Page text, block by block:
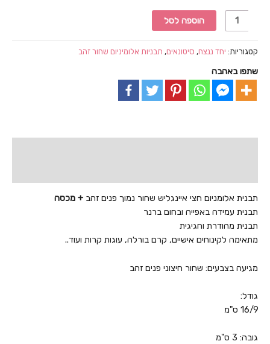
כמות
של
100
יחידות
תבנית
אלומניום
חצי
נמוך
הוספה לסל
קטגוריות: יחד ננצח, סיטונאים, תבניות אלומיניום שחור זהב
שתפו באהבה
תבנית אלומניום חצי איינגליש שחור נמוך פנים זהב + מכסה
תבנית עמידה באפייה ובחום ברנר
תבנית מהודרת וחגיגית
מתאימה לקינוחים אישיים, קרם בורלה, עוגות קרות ועוד..
מגיעה בצבעים: שחור חיצוני פנים זהב
גודל:
16/9 ס"מ
גובה: 3 ס"מ